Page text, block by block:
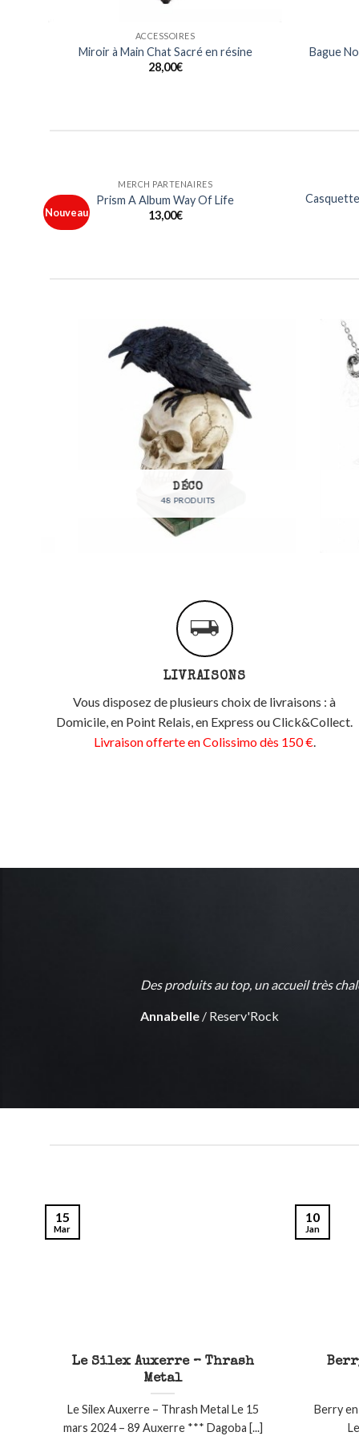
ACCESSOIRES
Miroir à Main Chat Sacré en résine
28,00€
Bague
HOMMES
T Shirt Logo Les 10 ans France Metal
15,00€
DÉCO
48 PRODUITS
LIVRAISONS
Vous disposez de plusieurs choix de livraisons : à
Domicile, en Point Relais, en Express ou Click&Collect.
Livraison offerte en Colissimo dès 150 €.
Des produits au top, un accueil très
Annabelle / Reserv'Rock
Le Silex Auxerre – Thrash
Metal
Le Silex Auxerre – Thrash Metal Le 15
mars 2024 – 89 Auxerre *** Dagoba [...]
15
Mar
Berry
10
Jan